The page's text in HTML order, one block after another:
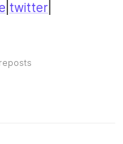
twitter
reposts